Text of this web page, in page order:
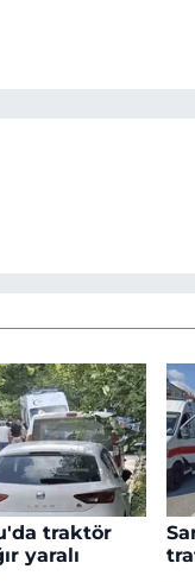
traktör
yaralı